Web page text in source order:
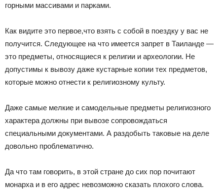
горными массивами и парками.
Как видите это первое,что взять с собой в поездку у вас не
получится. Следующее на что имеется запрет в Таиланде —
это предметы, относящиеся к религии и археологии. Не
допустимы к вывозу даже кустарные копии тех предметов,
которые можно отнести к религиозному культу.
Даже самые мелкие и самодельные предметы религиозного
характера должны при вывозе сопровождаться
специальными документами. А раздобыть таковые на деле
довольно проблематично.
Да что там говорить, в этой стране до сих пор почитают
монарха и в его адрес невозможно сказать плохого слова.